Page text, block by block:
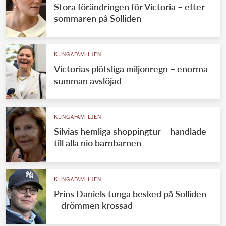
Stora förändringen för Victoria – efter
sommaren på Solliden
KUNGAFAMILJEN
Victorias plötsliga miljonregn – enorma
summan avslöjad
KUNGAFAMILJEN
Silvias hemliga shoppingtur – handlade
till alla nio barnbarnen
KUNGAFAMILJEN
Prins Daniels tunga besked på Solliden
– drömmen krossad